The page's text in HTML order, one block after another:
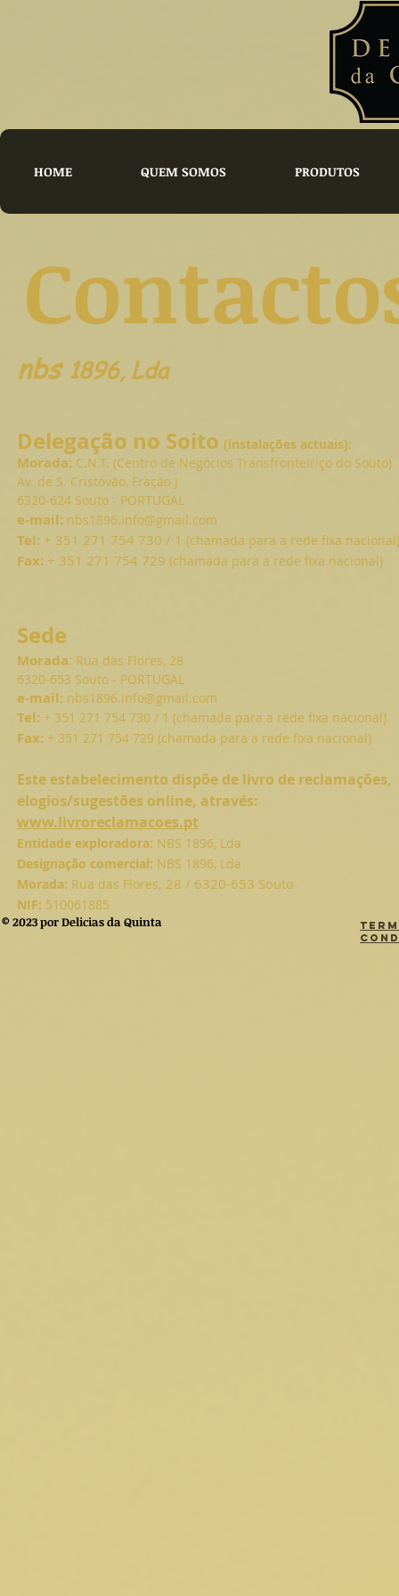
HOME QUEM SOMOS PRODUTOS
nbs 1896, Lda
Delegação no Soito (instalações actuais):
Morada: C.N.T. (Centro de Negócios Transfronteiriço do Souto)
Av. de S. Cristóvão, Fração J
6320-624 Souto - PORTUGAL
e-mail: nbs1896.info@gmail.com
Tel: + 351 271 754 730 / 1 (chamada para a rede fixa nacional)
Fax: + 351 271 754 729 (chamada para a rede fixa nacional)
Sede
Morada: Rua das Flores, 28
6320-653 Souto - PORTUGAL
e-mail: nbs1896.info@gmail.com
Tel: + 351 271 754 730 / 1 (chamada para a rede fixa nacional)
Fax: + 351 271 754 729 (chamada para a rede fixa nacional)
Este estabelecimento dispõe de livro de reclamações,
elogios/sugestões online, através:
www.livroreclamacoes.pt
Entidade exploradora: NBS 1896, Lda
Designação comercial: NBS 1896, Lda
Morada: Rua das Flores, 28 / 6320-653 Souto
NIF: 510061885
© 2023 por Delicias da Quinta